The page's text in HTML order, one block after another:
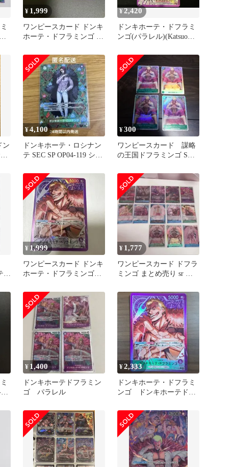
¥ 1,999
ワンピースカード ドンキ
ホーテ・ドフラミンゴ 2
¥2,420
ドンキホーテ・ドフラミ
ンゴ(パラレル)(Katsuo
ＥＣＥカードゲーム
ン
¥4,100
ドンキホーテ・ロシナン
テ SEC SP OP04-119 シー
¥300
ワンピースカード 謀略
の王国ドフラミンゴ SR 4
り
・
¥ 1,999
ワンピースカード ドンキ
ホーテ・ドフラミンゴ
の七傑
¥ 1,777
ワンピースカード ドフラ
ミンゴ まとめ売り sr パ
¥ 1,400
ドンキホーテドフラミン
ゴ パラレル
¥2,333
ドンキホーテ・ドフラミ
ンゴ ドンキホーテドフ
ーダーパラレル